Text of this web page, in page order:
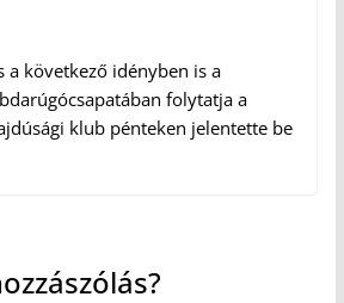
a következő idényben is a
folytatja a
klub pénteken jelentette be